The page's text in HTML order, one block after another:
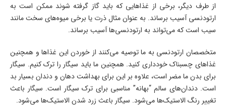
از طرف دیگر، برخی از غذاهایی که باید گاز گرفته شوند ممکن است به
ارتودنسی آسیب برساند. به عنوان مثال ذرت یا برخی میوه‌های سخت مانند
سیب است که می‌تواند به ارتودنسی‌ها آسیب برساند.
متخصصان ارتودنسی به ما توصیه می‌کنند از خوردن این غذاها و همچنین
غذاهای چسبناک خودداری کنید. همچنین ما باید سیگار را ترک کنیم. سیگار
برای بدن ما مضر است، علاوه بر این برای بهداشت دهان و دندان بسیار بد
است. دندان‌های سالم “بهانه” مناسبی برای ترک سیگار است. سیگار باعث
تغییر رنگ الاستیک‌ها می‌شود. سیگار باعث زرد شدن الاستیک‌ها می‌شود.